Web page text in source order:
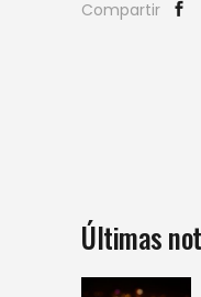
Compartir
Últimas